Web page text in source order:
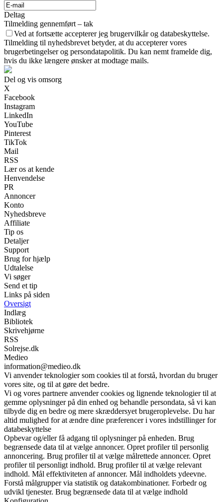
Deltag
Tilmelding gennemført – tak
Ved at fortsætte accepterer jeg brugervilkår og databeskyttelse.
Tilmelding til nyhedsbrevet betyder, at du accepterer vores
brugerbetingelser og persondatapolitik. Du kan nemt framelde dig,
hvis du ikke længere ønsker at modtage mails.
Del og vis omsorg
X
Facebook
Instagram
LinkedIn
YouTube
Pinterest
TikTok
Mail
RSS
Lær os at kende
Henvendelse
PR
Annoncer
Konto
Nyhedsbreve
Affiliate
Tip os
Detaljer
Support
Brug for hjælp
Udtalelse
Vi søger
Send et tip
Links på siden
Oversigt
Indlæg
Bibliotek
Skrivehjørne
RSS
Solrejse.dk
Medieo
information@medieo.dk
Vi anvender teknologier som cookies til at forstå, hvordan du bruger
vores site, og til at gøre det bedre.
Vi og vores partnere anvender cookies og lignende teknologier til at
gemme oplysninger på din enhed og behandle persondata, så vi kan
tilbyde dig en bedre og mere skræddersyet brugeroplevelse. Du har
altid mulighed for at ændre dine præferencer i vores indstillinger for
databeskyttelse
Opbevar og/eller få adgang til oplysninger på enheden. Brug
begrænsede data til at vælge annoncer. Opret profiler til personlig
annoncering. Brug profiler til at vælge målrettede annoncer. Opret
profiler til personligt indhold. Brug profiler til at vælge relevant
indhold. Mål effektiviteten af annoncer. Mål indholdets ydeevne.
Forstå målgrupper via statistik og datakombinationer. Forbedr og
udvikl tjenester. Brug begrænsede data til at vælge indhold